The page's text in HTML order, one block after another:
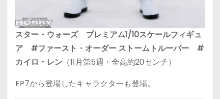
スター・ウォーズ プレミアム1/10スケールフィギュ
ア #ファースト・オーダー ストームトルーパー #
カイロ・レン （11月第5週・全高約20センチ）
EP7から登場したキャラクターも登場。